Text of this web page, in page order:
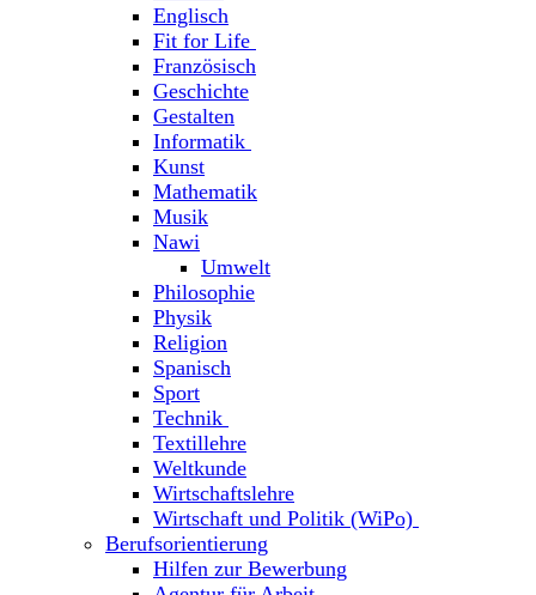
Englisch
Fit for Life
Französisch
Geschichte
Gestalten
Informatik
Kunst
Mathematik
Musik
Nawi
Umwelt
Philosophie
Physik
Religion
Spanisch
Sport
Technik
Textillehre
Weltkunde
Wirtschaftslehre
Wirtschaft und Politik (WiPo)
Berufsorientierung
Hilfen zur Bewerbung